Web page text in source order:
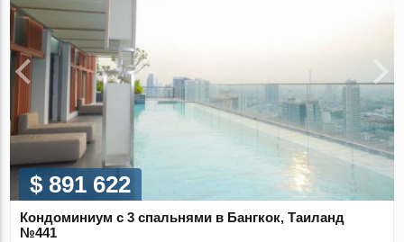
$ 891 622
Кондоминиум с 3 спальнями в Бангкок, Таиланд
№441